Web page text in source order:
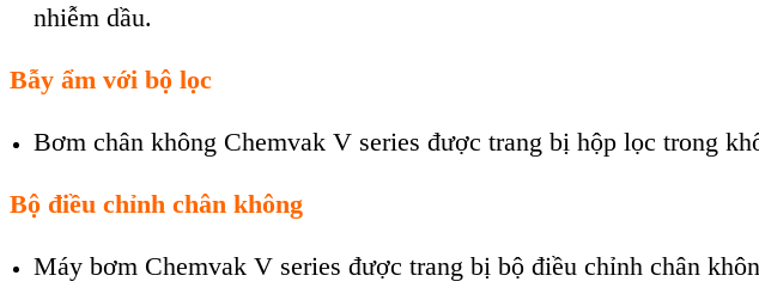
nhiễm dầu.
Bẫy ẩm với bộ lọc
Bơm chân không Chemvak V series được trang bị hộp lọc trong
Bộ điều chỉnh chân không
Máy bơm Chemvak V series được trang bị bộ điều chỉnh chân